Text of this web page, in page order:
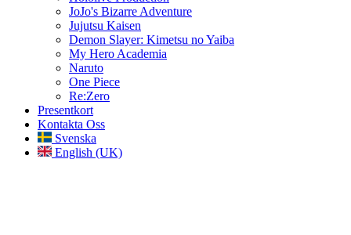
JoJo's Bizarre Adventure
Jujutsu Kaisen
Demon Slayer: Kimetsu no Yaiba
My Hero Academia
Naruto
One Piece
Re:Zero
Presentkort
Kontakta Oss
Svenska
English (UK)